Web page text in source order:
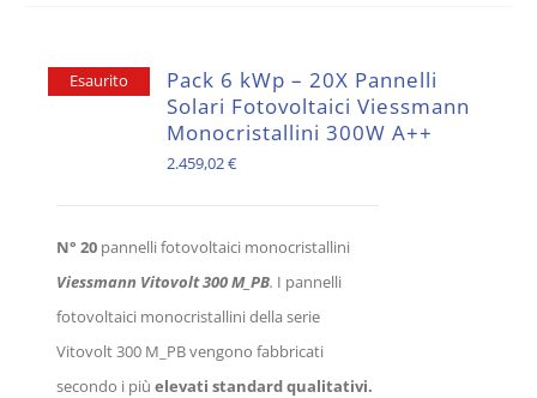
Esaurito
Pack 6 kWp – 20X Pannelli
Solari Fotovoltaici Viessmann
Monocristallini 300W A++
2.459,02€
N° 20 pannelli fotovoltaici monocristallini
Viessmann Vitovolt 300 M_PB. I pannelli
fotovoltaici monocristallini della serie
Vitovolt 300 M_PB vengono fabbricati
secondo i piùelevati standard qualitativi.